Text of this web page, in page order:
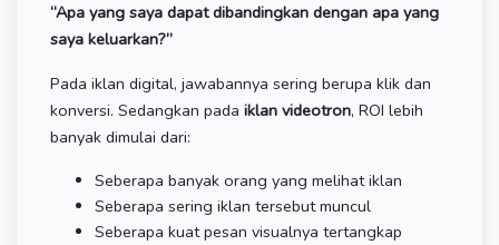
“Apa yang saya dapat dibandingkan dengan apa yang
saya keluarkan?”
Pada iklan digital, jawabannya sering berupa klik dan
konversi. Sedangkan pada iklan videotron, ROI lebih
banyak dimulai dari:
Seberapa banyak orang yang melihat iklan
Seberapa sering iklan tersebut muncul
Seberapa kuat pesan visualnya tertangkap